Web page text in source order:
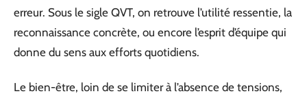
erreur. Sous le sigle QVT, on retrouve l’utilité ressentie, la
reconnaissance concrète, ou encore l’esprit d’équipe qui
donne du sens aux efforts quotidiens.
Le bien-être, loin de se limiter à l’absence de tensions,